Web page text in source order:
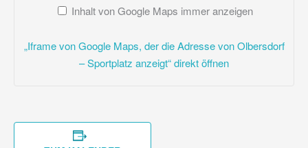
VON
OLBERSDORF
SPORTPLATZ
ANZEIGT“
VON
GOOGLE
Inhalt von Google Maps immer anzeigen
„Iframe von Google Maps, der die Adresse von Olbersdorf
– Sportplatz anzeigt“ direkt öffnen